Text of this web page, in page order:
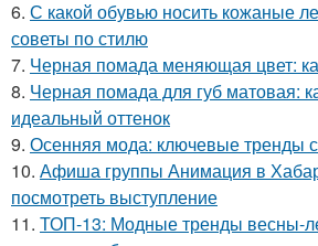
6. С какой обувью носить кожаные
советы по стилю
7. Черная помада меняющая цвет:
8. Черная помада для губ матовая:
идеальный оттенок
9. Осенняя мода: ключевые тренды
10. Афиша группы Анимация в
посмотреть выступление
11. ТОП-13: Модные тренды весны-